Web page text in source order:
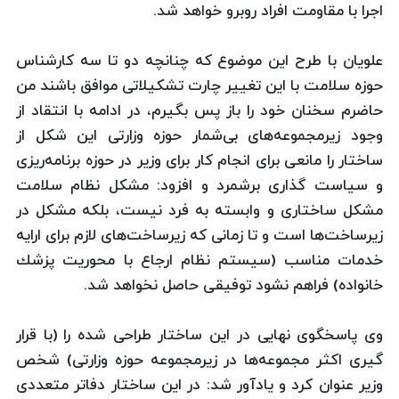
اجرا با مقاومت افراد روبرو خواهد شد.
علویان با طرح این موضوع كه چنانچه دو تا سه كارشناس
حوزه سلامت با این تغییر چارت تشكیلاتی موافق باشند من
حاضرم سخنان خود را باز پس بگیرم، در ادامه با انتقاد از
وجود زیرمجموعه‌های بی‌شمار حوزه وزارتی این شكل از
ساختار را مانعی برای انجام كار برای وزیر در حوزه برنامه‌ریزی
و سیاست گذاری برشمرد و افزود: مشكل نظام سلامت
مشكل ساختاری و وابسته به فرد نیست، بلكه مشكل در
زیرساخت‌ها است و تا زمانی كه زیرساخت‌های لازم برای ارایه
خدمات مناسب (سیستم نظام ارجاع با محوریت پزشك
خانواده) فراهم نشود توفیقی حاصل نخواهد شد.
وی پاسخگوی نهایی در این ساختار طراحی شده را (با قرار
گیری اكثر مجموعه‌ها در زیرمجموعه حوزه وزارتی) شخص
وزیر عنوان كرد و یادآور شد: در این ساختار دفاتر متعددی